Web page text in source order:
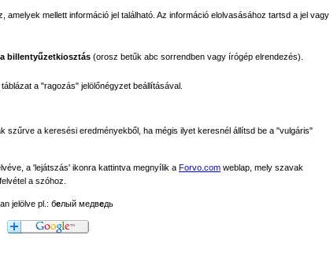
mellett információ jel található. Az információ elolvasásához tartsd a jel vagy
billentyűzetkiosztás (orosz betűk abc sorrendben vagy írógép elrendezés).
a "ragozás" jelölőnégyzet beállításával.
szűrve a keresési eredményekből, ha mégis ilyet keresnél állítsd be a "vulgáris"
a 'lejátszás' ikonra kattintva megnyílik a Forvo.com weblap, mely szavak
a szóhoz.
jelölve pl.: белый медведь